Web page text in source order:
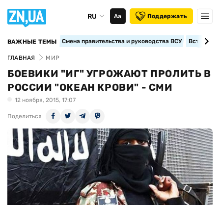
RU Аа Поддержать
ВАЖНЫЕ ТЕМЫ Смена правительства и руководства ВСУ
ГЛАВНАЯ МИР
БОЕВИКИ "ИГ" УГРОЖАЮТ ПРОЛИТЬ В
РОССИИ "ОКЕАН КРОВИ" - СМИ
12 ноября, 2015, 17:07
Поделиться